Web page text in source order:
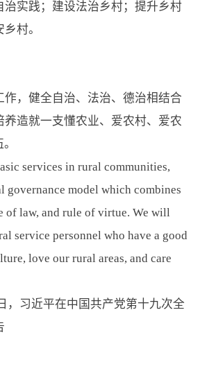
治实践；建设法治乡村；提升乡村
村。
作，健全自治、法治、德治相结合
养造就一支懂农业、爱农村、爱农
services in rural communities,
governance model which combines
of law, and rule of virtue. We will
service personnel who have a good
love our rural areas, and care
习近平在中国共产党第十九次全